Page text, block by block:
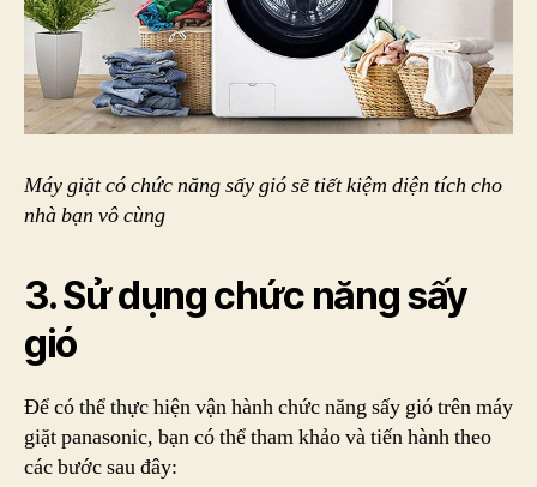
Máy giặt có chức năng sấy gió sẽ tiết kiệm diện tích cho
nhà bạn vô cùng
3. Sử dụng chức năng sấy
gió
Để có thể thực hiện vận hành chức năng sấy gió trên máy
giặt panasonic, bạn có thể tham khảo và tiến hành theo
các bước sau đây: